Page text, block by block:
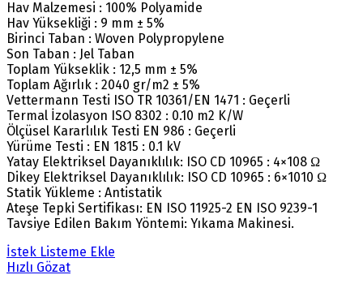
Hav Malzemesi : 100% Polyamide
Hav Yüksekliği : 9 mm ± 5%
Birinci Taban : Woven Polypropylene
Son Taban : Jel Taban
Toplam Yükseklik : 12,5 mm ± 5%
Toplam Ağırlık : 2040 gr/m2 ± 5%
Vettermann Testi ISO TR 10361/EN 1471 : Geçerli
Termal İzolasyon ISO 8302 : 0.10 m2 K/W
Ölçüsel Kararlılık Testi EN 986 : Geçerli
Yürüme Testi : EN 1815 : 0.1 kV
Yatay Elektriksel Dayanıklılık: ISO CD 10965 : 4×108 Ω
Dikey Elektriksel Dayanıklılık: ISO CD 10965 : 6×1010 Ω
Statik Yükleme : Antistatik
Ateşe Tepki Sertifikası: EN ISO 11925-2 EN ISO 9239-1
Tavsiye Edilen Bakım Yöntemi: Yıkama Makinesi.
İstek Listeme Ekle
Hızlı Gözat